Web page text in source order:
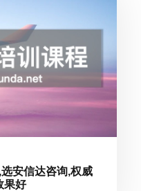
安信达咨询,权威
果好